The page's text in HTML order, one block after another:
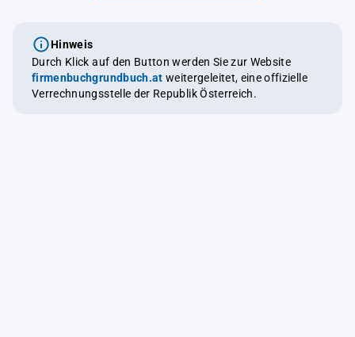
Hinweis
Durch Klick auf den Button werden Sie zur Website
firmenbuchgrundbuch.at weitergeleitet, eine offizielle
Verrechnungsstelle der Republik Österreich.